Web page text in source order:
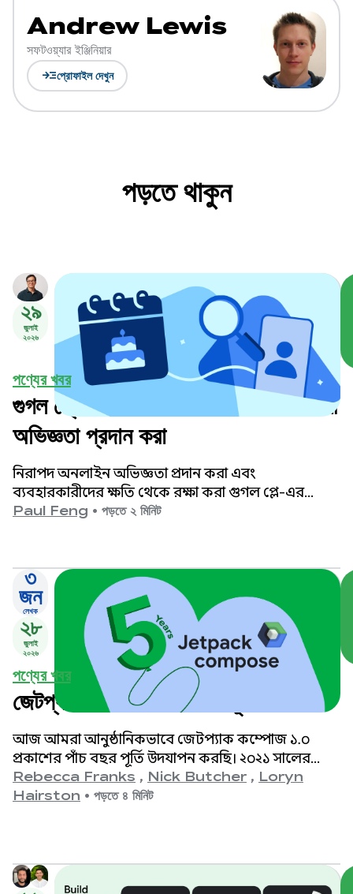
Andrew Lewis
সফটওয়্যার ইঞ্জিনিয়ার
read_moreপ্রোফাইল দেখুন
পড়তে থাকুন
২৯
জুলাই
২০২৬
পণ্যের খবর
গুগল প্লে-তে আরও নিরাপদ ও বয়সোপযোগী
অভিজ্ঞতা প্রদান করা
নিরাপদ অনলাইন অভিজ্ঞতা প্রদান করা এবং
ব্যবহারকারীদের ক্ষতি থেকে রক্ষা করা গুগল প্লে-এর
সর্বোচ্চ অগ্রাধিকার।
Paul Feng • পড়তে ২ মিনিট
৩
জন
লেখক
২৮
জুলাই
২০২৬
পণ্যের খবর
জেটপ্যাক কম্পোজের ৫ বছর পূর্তি উদযাপন
আজ আমরা আনুষ্ঠানিকভাবে জেটপ্যাক কম্পোজ ১.০
প্রকাশের পাঁচ বছর পূর্তি উদযাপন করছি। ২০২১ সালের
২৮শে জুলাই ঘোষিত ১.০ সংস্করণ থেকে শুরু করে
আমাদের সর্বশেষ ১.১১ রিলিজ পর্যন্ত, আমরা বিগত
Rebecca Franks , Nick Butcher , Loryn
Hairston • পড়তে ৪ মিনিট